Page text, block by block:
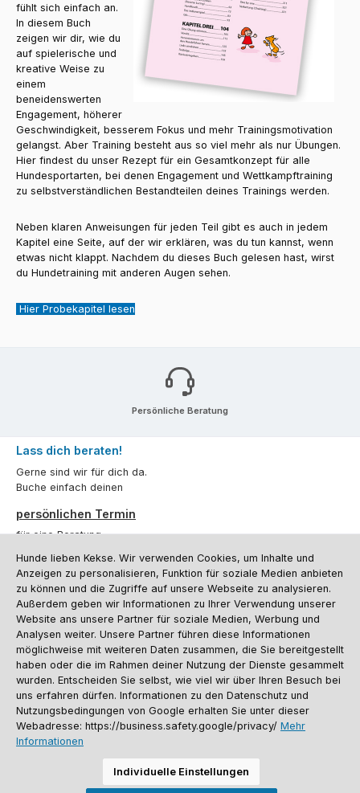
fühlt sich einfach an.
In diesem Buch
zeigen wir dir, wie du
auf spielerische und
kreative Weise zu
einem
beneidenswerten
Engagement, höherer
Geschwindigkeit, besserem Fokus und mehr Trainingsmotivation
gelangst. Aber Training besteht aus so viel mehr als nur Übungen.
Hier findest du unser Rezept für ein Gesamtkonzept für alle
Hundesportarten, bei denen Engagement und Wettkampftraining
zu selbstverständlichen Bestandteilen deines Trainings werden.
Neben klaren Anweisungen für jeden Teil gibt es auch in jedem
Kapitel eine Seite, auf der wir erklären, was du tun kannst, wenn
etwas nicht klappt. Nachdem du dieses Buch gelesen hast, wirst
du Hundetraining mit anderen Augen sehen.
Hier Probekapitel lesen
Persönliche Beratung
Lass dich beraten!
Gerne sind wir für dich da.
Buche einfach deinen
persönlichen Termin
für eine Beratung.
Oder über unserKontaktformular.
Vertrag widerrufen
Kundenservice
Informationen
Social Media und Kontakt
Versandinformationen
Batterieentsorgung
Warenrücksendung Sporthund Katalog
Alle Preise inkl. gesetzl. Mehrwertsteuer zzgl.Versandkosten
Hunde lieben Kekse. Wir verwenden Cookies, um Inhalte und
Anzeigen zu personalisieren, Funktion für soziale Medien anbieten
zu können und die Zugriffe auf unsere Webseite zu analysieren.
Außerdem geben wir Informationen zu Ihrer Verwendung unserer
Website ans unsere Partner für soziale Medien, Werbung und
Analysen weiter. Unsere Partner führen diese Informationen
möglichweise mit weiteren Daten zusammen, die Sie bereitgestellt
haben oder die im Rahmen deiner Nutzung der Dienste gesammelt
wurden. Entscheiden Sie selbst, wie viel wir über Ihren Besuch bei
uns erfahren dürfen. Informationen zu den Datenschutz und
Nutzungsbedingungen von Google erhalten Sie unter dieser
Webadresse: https://business.safety.google/privacy/ Mehr
Informationen
Individuelle Einstellungen